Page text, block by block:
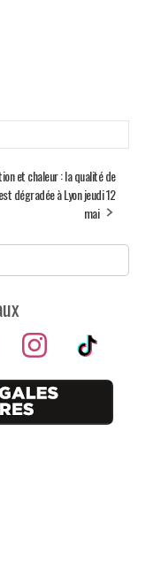
et chaleur : la qualité de
dégradée à Lyon jeudi 12
mai